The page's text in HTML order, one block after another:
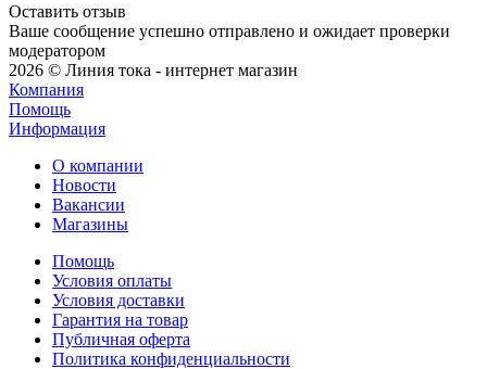
Оставить отзыв
Ваше сообщение успешно отправлено и ожидает проверки
модератором
2026 © Линия тока - интернет магазин
Компания
Помощь
Информация
О компании
Новости
Вакансии
Магазины
Помощь
Условия оплаты
Условия доставки
Гарантия на товар
Публичная оферта
Политика конфиденциальности